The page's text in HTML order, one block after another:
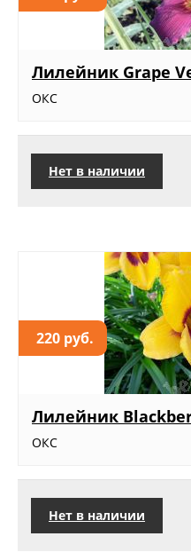
Лилейник Grape
ОКС
Нет в наличии
220 руб.
Лилейник
ОКС
Нет в наличии